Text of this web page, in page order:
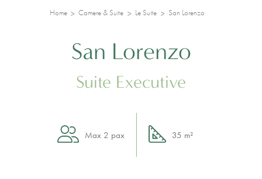
Home Camere & Suite Le Suite San Lorenzo
San Lorenzo
Suite Executive
Max 2 pax 35 m²